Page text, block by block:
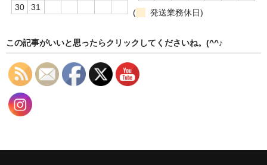
送料のご案内
スタッフブログ
草津Tip店
30
31
(
発送業務休日)
この記事がいいと思ったらクリックしてくださいね。(^^♪